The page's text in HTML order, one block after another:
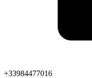
+33984477016